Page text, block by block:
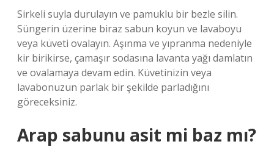
Sirkeli suyla durulayın ve pamuklu bir bezle silin.
Süngerin üzerine biraz sabun koyun ve lavaboyu
veya küveti ovalayın. Aşınma ve yıpranma nedeniyle
kir birikirse, çamaşır sodasına lavanta yağı damlatın
ve ovalamaya devam edin. Küvetinizin veya
lavabonuzun parlak bir şekilde parladığını
göreceksiniz.
Arap sabunu asit mi baz mı?